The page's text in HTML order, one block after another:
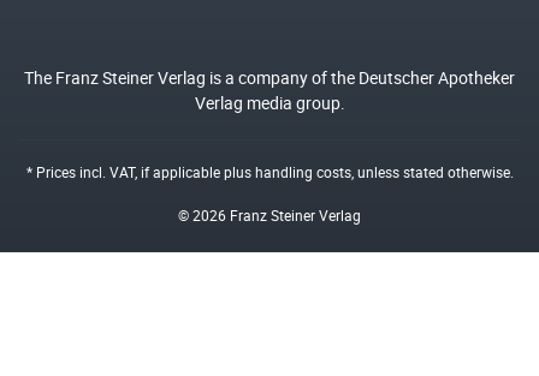
The Franz Steiner Verlag is a company of the Deutscher Apotheker
Verlag media group.
* Prices incl. VAT, if applicable plushandling costs, unless stated otherwise.
© 2026 Franz Steiner Verlag